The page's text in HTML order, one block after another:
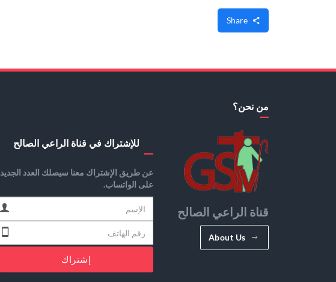
من نحن؟
قناة الراعي الصالح
About Us
للإشتراك في قناة الراعي الصالح
عن طريق الإشتراك معنا سيصلك العدد الجديد
على الواتساب.
إشتراك